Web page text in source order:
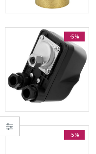
-5%
-5%